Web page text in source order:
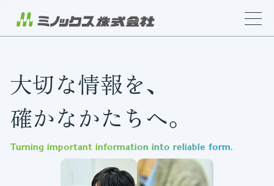
大切な情報を、
確かなかたちへ。
Turning important information into reliable form.